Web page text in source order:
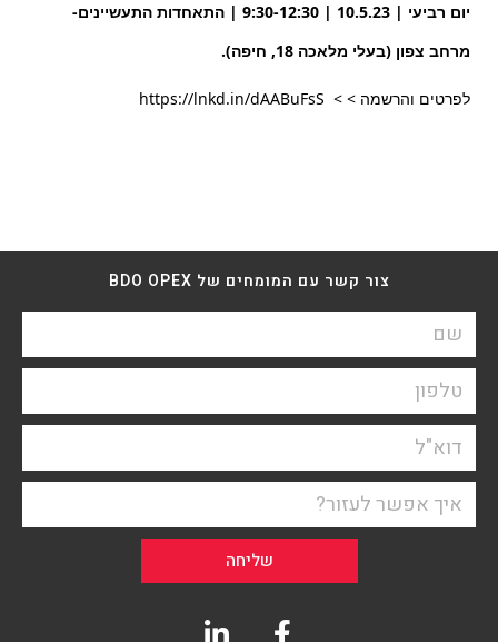
יום רביעי | 10.5.23 |
9:30-12:30 | התאחדות התעשיינים-
מרחב צפון (בעלי מלאכה 18, חיפה)
.
לפרטים והרשמה > > https://lnkd.in/dAABuFsS
צור קשר עם המומחים של BDO OPEX
שליחה